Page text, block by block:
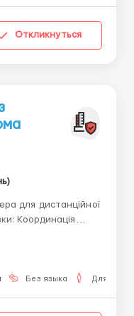
Откликнуться
для дистанційної
...
Без языка Для